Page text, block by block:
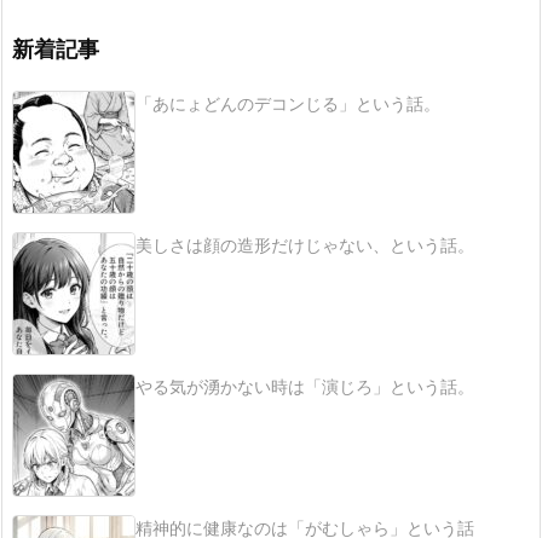
新着記事
「あにょどんのデコンじる」という話。
美しさは顔の造形だけじゃない、という話。
やる気が湧かない時は「演じろ」という話。
精神的に健康なのは「がむしゃら」という話